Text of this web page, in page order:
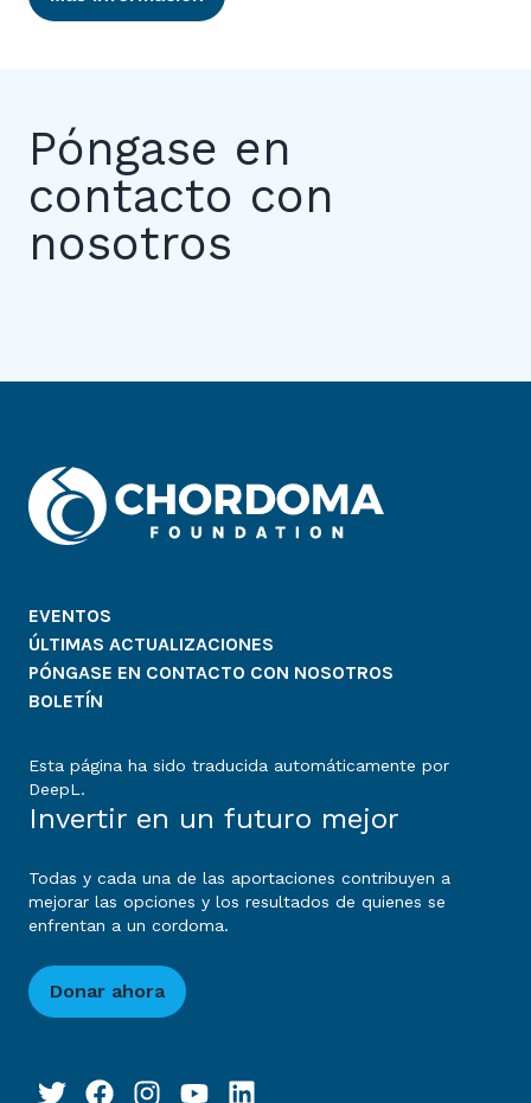
Póngase en
contacto con
nosotros
EVENTOS
ÚLTIMAS ACTUALIZACIONES
PÓNGASE EN CONTACTO CON NOSOTROS
BOLETÍN
Esta página ha sido traducida automáticamente por
DeepL.
Invertir en un futuro mejor
Todas y cada una de las aportaciones contribuyen a
mejorar las opciones y los resultados de quienes se
enfrentan a un cordoma.
Donar ahora